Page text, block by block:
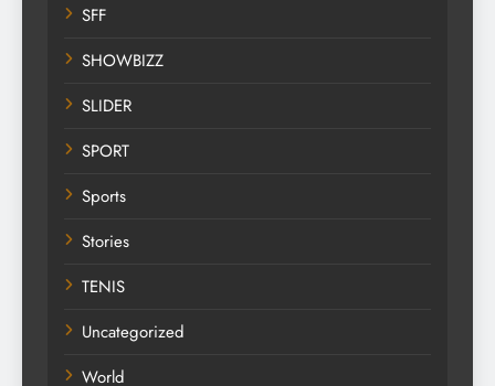
SFF
SHOWBIZZ
SLIDER
SPORT
Sports
Stories
TENIS
Uncategorized
World